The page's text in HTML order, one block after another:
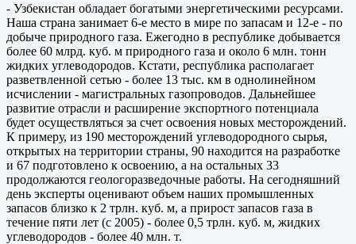
- Узбекистан обладает богатыми энергетическими ресурсами.
Наша страна занимает 6-е место в мире по запасам и 12-е - по
добыче природного газа. Ежегодно в республике добывается
более 60 млрд. куб. м природного газа и около 6 млн. тонн
жидких углеводородов. Кстати, республика располагает
разветвленной сетью - более 13 тыс. км в однолинейном
исчислении - магистральных газопроводов. Дальнейшее
развитие отрасли и расширение экспортного потенциала
будет осуществляться за счет освоения новых месторождений.
К примеру, из 190 месторождений углеводородного сырья,
открытых на территории страны, 90 находится на разработке
и 67 подготовлено к освоению, а на остальных 33
продолжаются геологоразведочные работы. На сегодняшний
день эксперты оценивают объем наших промышленных
запасов близко к 2 трлн. куб. м, а прирост запасов газа в
течение пяти лет (с 2005) - более 0,5 трлн. куб. м, жидких
углеводородов - более 40 млн. т.